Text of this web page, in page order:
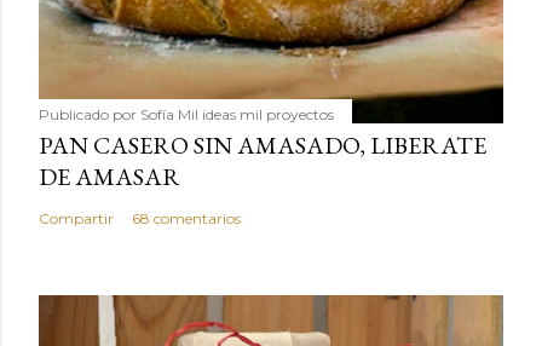
Publicado por Sofía Mil ideas mil proyectos
PAN CASERO SIN AMASADO, LIBERATE
DE AMASAR
Compartir 68 comentarios